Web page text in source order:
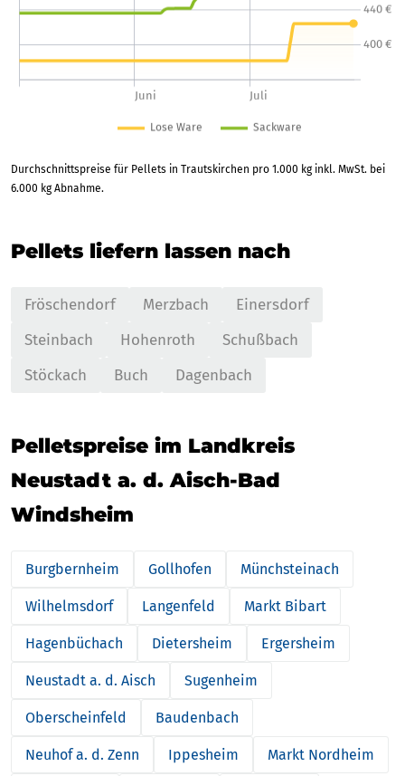
Durchschnittspreise für Pellets in Trautskirchen pro 1.000 kg inkl. MwSt. bei
6.000 kg Abnahme.
Pellets liefern lassen nach
Fröschendorf Merzbach
Einersdorf
Steinbach
Hohenroth
Schußbach
Stöckach
Buch Dagenbach
Pelletspreise im Landkreis
Neustadt a. d. Aisch-Bad
Windsheim
Burgbernheim Gollhofen Münchsteinach
Wilhelmsdorf Langenfeld Markt Bibart
Hagenbüchach Dietersheim Ergersheim
Neustadt a. d. Aisch Sugenheim
Oberscheinfeld Baudenbach
Neuhof a. d. Zenn Ippesheim Markt Nordheim